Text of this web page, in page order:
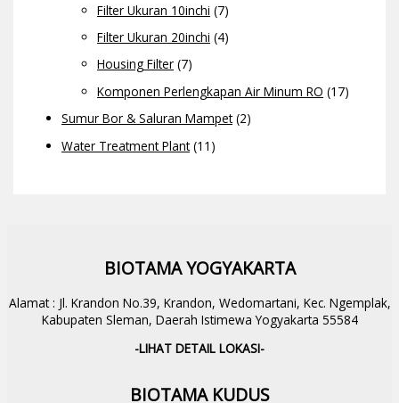
Filter Ukuran 10inchi (7)
Filter Ukuran 20inchi (4)
Housing Filter (7)
Komponen Perlengkapan Air Minum RO (17)
Sumur Bor & Saluran Mampet(2)
Water Treatment Plant(11)
BIOTAMA YOGYAKARTA
Alamat : Jl. Krandon No.39, Krandon, Wedomartani, Kec. Ngemplak,
Kabupaten Sleman, Daerah Istimewa Yogyakarta 55584
-LIHAT DETAIL LOKASI-
BIOTAMA KUDUS